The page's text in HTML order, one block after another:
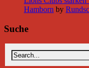
Hamborn by
Suche